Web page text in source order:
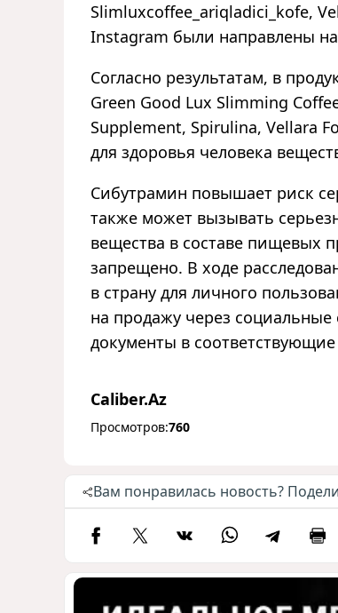
Slimluxcoffee_ariqladici_kofe,
Instagram были направлены
Согласно результатам, в
Green Good Lux Slimming
Supplement, Spirulina, Vellara
для здоровья человека
Сибутрамин повышает риск
также может вызывать
вещества в составе пищевых
запрещено. В ходе
в страну для личного
на продажу через
документы в
Caliber.Az
Просмотров:760
Вам понравилась новость?